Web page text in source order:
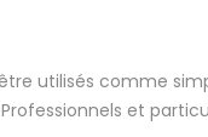
utilisés comme
et